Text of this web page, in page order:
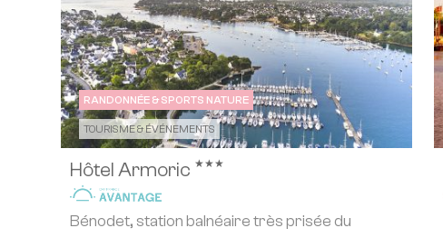
RANDONNÉE & SPORTS NATURE
TOURISME & ÉVÉNEMENTS
Hôtel Armoric ★★★
Bénodet, station balnéaire très prisée du